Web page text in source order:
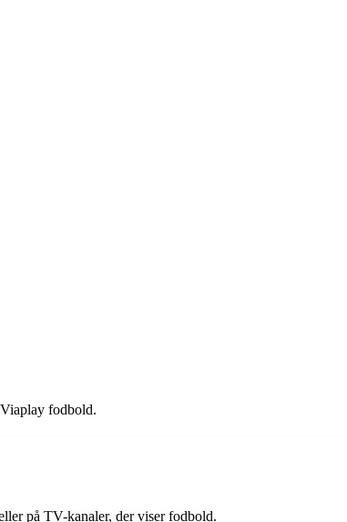
fodbold.
på TV-kanaler, der viser fodbold.